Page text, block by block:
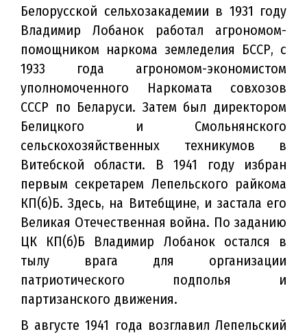
Белорусской сельхозакадемии в 1931 году
Владимир Лобанок работал агрономом-
помощником наркома земледелия БССР, с
1933 года агрономом-экономистом
уполномоченного Наркомата совхозов
СССР по Беларуси. Затем был директором
Белицкого и Смольнянского
сельскохозяйственных техникумов в
Витебской области. В 1941 году избран
первым секретарем Лепельского райкома
КП(б)Б. Здесь, на Витебщине, и застала его
Великая Отечественная война. По заданию
ЦК КП(б)Б Владимир Лобанок остался в
тылу врага для организации
патриотического подполья и
партизанского движения.
В августе 1941 года возглавил Лепельский